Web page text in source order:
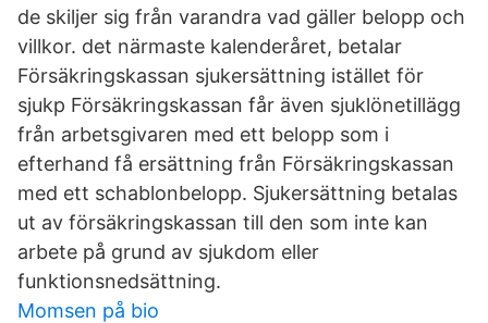
de skiljer sig från varandra vad gäller belopp och
villkor. det närmaste kalenderåret, betalar
Försäkringskassan sjukersättning istället för
sjukp Försäkringskassan får även sjuklönetillägg
från arbetsgivaren med ett belopp som i
efterhand få ersättning från Försäkringskassan
med ett schablonbelopp. Sjukersättning betalas
ut av försäkringskassan till den som inte kan
arbete på grund av sjukdom eller
funktionsnedsättning.
Momsen på bio